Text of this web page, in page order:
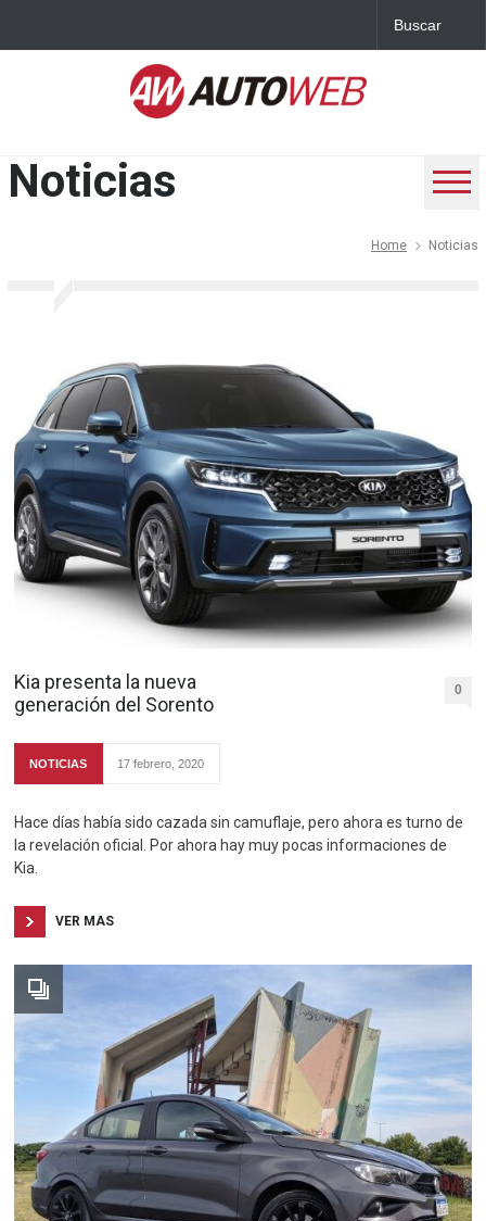
Noticias
Home Noticias
Kia presenta la nueva
generación del Sorento
0
NOTICIAS 17 febrero, 2020
Hace días había sido cazada sin camuflaje, pero ahora es turno de
la revelación oficial. Por ahora hay muy pocas informaciones de
Kia.
VER MAS